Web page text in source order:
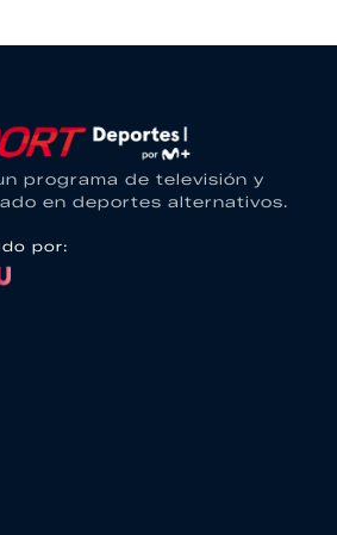
programa de televisión y
en deportes alternativos.
por: